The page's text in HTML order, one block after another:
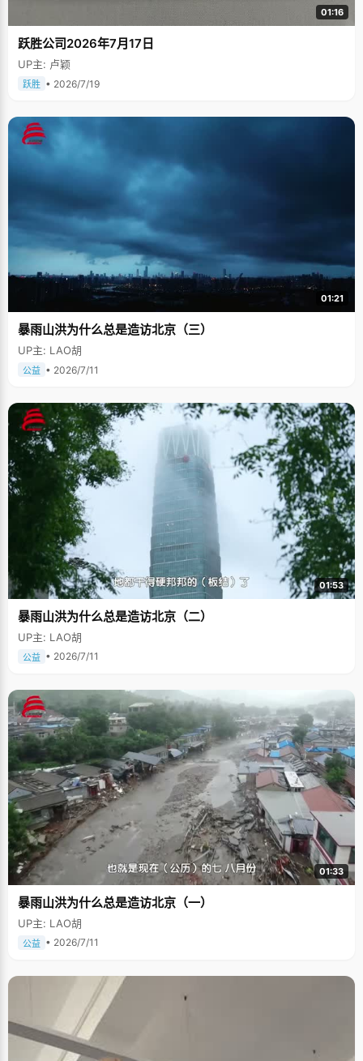
01:16
跃胜公司2026年7月17日
UP主: 卢颖
跃胜 • 2026/7/19
01:21
暴雨山洪为什么总是造访北京（三）
UP主: LAO胡
公益 • 2026/7/11
01:53
暴雨山洪为什么总是造访北京（二）
UP主: LAO胡
公益 • 2026/7/11
01:33
暴雨山洪为什么总是造访北京（一）
UP主: LAO胡
公益 • 2026/7/11